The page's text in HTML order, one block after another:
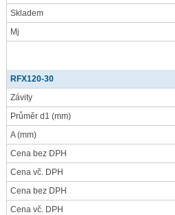
Skladem
Mj
RFX120-30
Závity
Průměr d1 (mm)
A(mm)
Cena bez DPH
Cena vč. DPH
Cena bez DPH
Cena vč. DPH